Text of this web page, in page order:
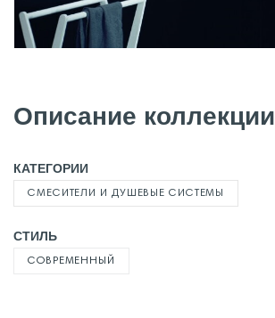
Описание коллекции
КАТЕГОРИИ
СМЕСИТЕЛИ И ДУШЕВЫЕ СИСТЕМЫ
СТИЛЬ
СОВРЕМЕННЫЙ